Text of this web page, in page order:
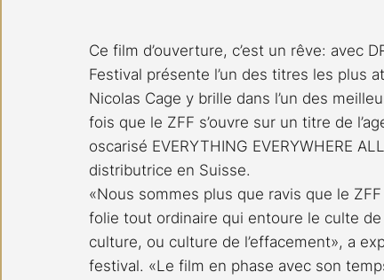
Ce film d’ouverture, c’est un rêve: avec
Festival présente l’un des titres les plus
Nicolas Cage y brille dans l’un des
fois que le ZFF s’ouvre sur un titre de
oscarisé EVERYTHING EVERYWHERE
distributrice en Suisse.
«Nous sommes plus que ravis que le
folie tout ordinaire qui entoure le culte
culture, ou culture de l’effacement», a
festival. «Le film en phase avec son